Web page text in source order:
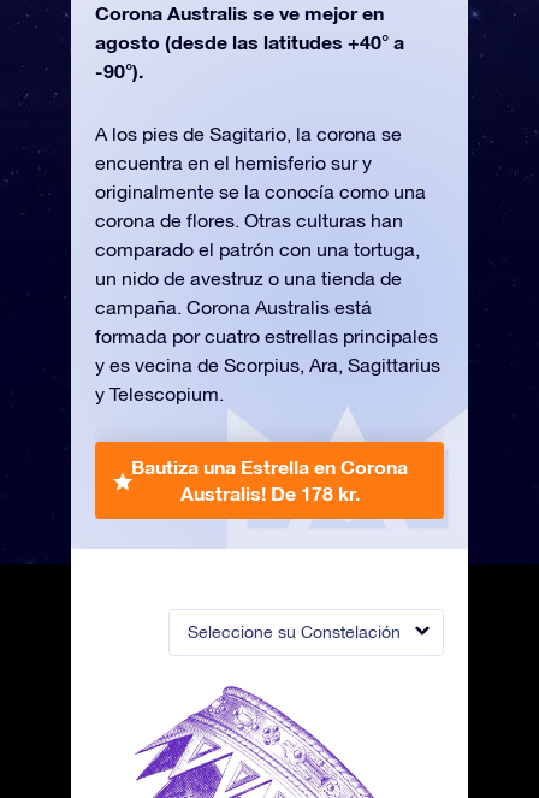
Seleccione su Constelación
Corona Australis se ve mejor en
agosto (desde las latitudes +40° a
-90°).
A los pies de Sagitario, la corona se
encuentra en el hemisferio sur y
originalmente se la conocía como una
corona de flores. Otras culturas han
comparado el patrón con una tortuga,
un nido de avestruz o una tienda de
campaña. Corona Australis está
formada por cuatro estrellas principales
y es vecina de Scorpius, Ara, Sagittarius
y Telescopium.
Bautiza una Estrella en Corona
Australis! De 178 kr.